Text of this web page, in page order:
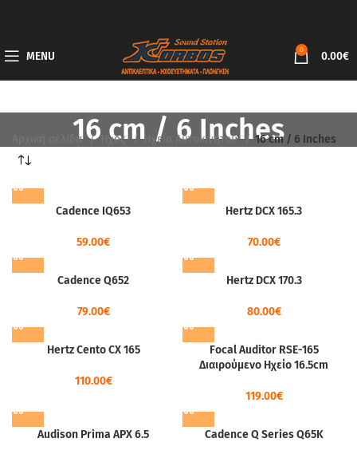
MENU 0 0.00€
16 cm / 6 Inches
Αρχική σελίδα Ήχος Ηχεία Αυτοκινήτου 16 cm / 6 Inches
Cadence IQ653
59.00€
Hertz DCX 165.3
70.00€
Cadence Q652
79.00€
Hertz DCX 170.3
80.00€
Hertz Cento CX 165
110.00€
Focal Auditor RSE-165
Διαιρούμενο Ηχείο 16.5cm
119.00€
Audison Prima APX 6.5 Cadence Q Series Q65K